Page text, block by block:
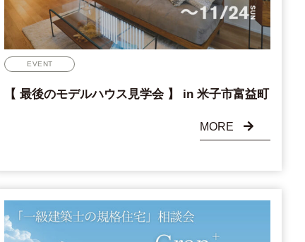
EVENT
【 最後のモデルハウス見学会 】 in 米子市富益町
MORE